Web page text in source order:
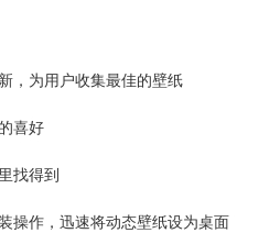
，为用户收集最佳的壁纸
喜好
找得到
操作，迅速将动态壁纸设为桌面